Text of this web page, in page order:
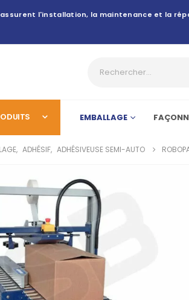
l'installation, la maintenance et la
EMBALLAGE
, ADHÉSIF, ADHÉSIVEUSE SEMI-AUTO